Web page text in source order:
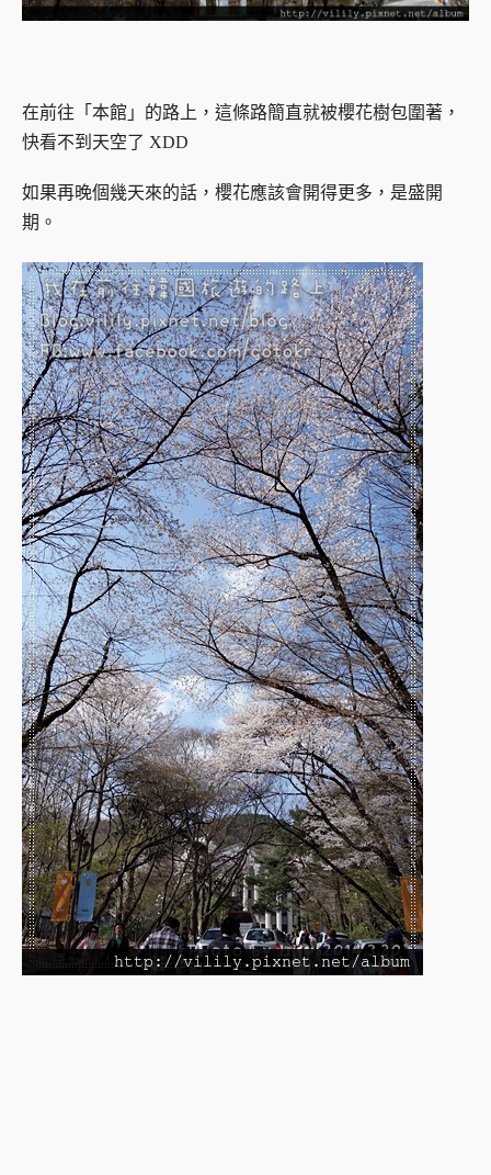
在前往「本館」的路上，這條路簡直就被櫻花樹包圍著，
快看不到天空了 XDD
如果再晚個幾天來的話，櫻花應該會開得更多，是盛開
期。